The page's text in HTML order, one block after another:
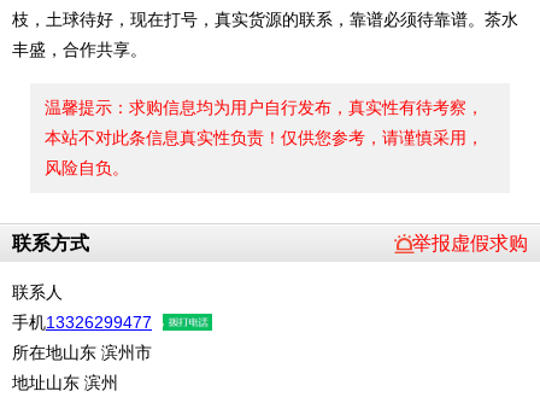
枝，土球待好，现在打号，真实货源的联系，靠谱必须待靠谱。茶水
丰盛，合作共享。
温馨提示：求购信息均为用户自行发布，真实性有待考察，
本站不对此条信息真实性负责！仅供您参考，请谨慎采用，
风险自负。
举报虚假求购
联系方式
联系人
手机13326299477
所在地山东 滨州市
地址山东 滨州